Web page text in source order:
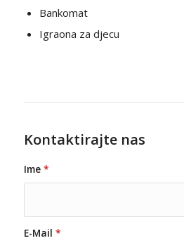
Bankomat
Igraona za djecu
Kontaktirajte nas
Ime *
E-Mail *